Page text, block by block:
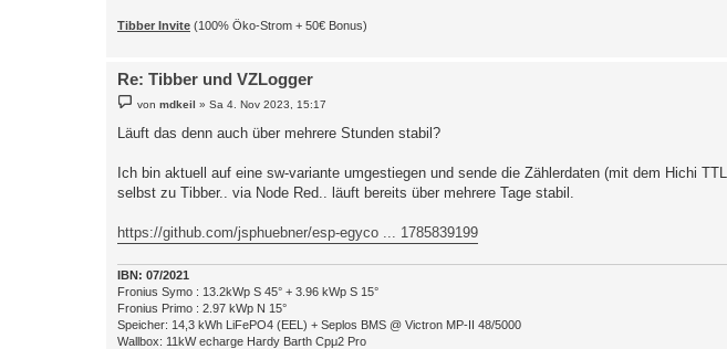
Tibber Invite (100% Öko-Strom + 50€ Bonus)
Re: Tibber und VZLogger
e
t
g
vonmdkeil »Sa 4. Nov 2023, 15:17
Läuft das denn auch über mehrere Stunden stabil?
Ich bin aktuell auf eine sw-variante umgestiegen und sende die Zählerdaten (mit dem Hichi
selbst zu Tibber.. via Node Red.. läuft bereits über mehrere Tage stabil.
https://github.com/jsphuebner/esp-egyco ... 1785839199
IBN: 07/2021
Fronius Symo : 13.2kWp S 45° + 3.96 kWp S 15°
Fronius Primo : 2.97 kWp N 15°
Speicher: 14,3 kWh LiFePO4 (EEL) + Seplos BMS @ Victron MP-II 48/5000
Wallbox: 11kW echarge Hardy Barth Cpμ2 Pro